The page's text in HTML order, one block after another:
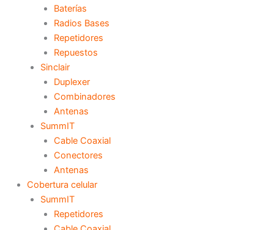
Baterías
Radios Bases
Repetidores
Repuestos
Sinclair
Duplexer
Combinadores
Antenas
SummIT
Cable Coaxial
Conectores
Antenas
Cobertura celular
SummIT
Repetidores